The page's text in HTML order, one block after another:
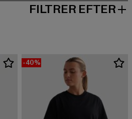
FILTRER EFTER
-40%